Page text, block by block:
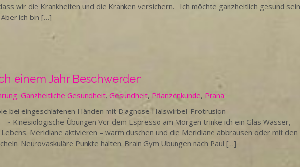
wir die Krankheiten und die Kranken versichern. Ich möchte ganzheitlich gesund sein
ich bin […]
einem Jahr Beschwerden
, Ganzheitliche Gesundheit, Gesundheit, Pflanzenkunde, Prana
bei eingeschlafenen Händen mit Diagnose Halswirbel-Protrusion
Kinesiologische Übungen Vor dem Espresso am Morgen trinke ich ein Glas Wasser,
Meridiane aktivieren – warm duschen und die Meridiane abbrausen oder mit den
Neurovaskuläre Punkte halten. Brain Gym Übungen nach Paul […]